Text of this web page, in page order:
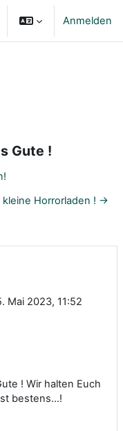
umschalten
Anmelden
Gute !
kleine Horrorladen ! →
Mai 2023, 11:52
! Wir halten Euch
bestens...!